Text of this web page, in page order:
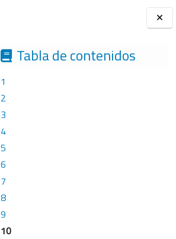
Bloques
Tabla de contenidos
1
2
3
4
5
6
7
8
9
10